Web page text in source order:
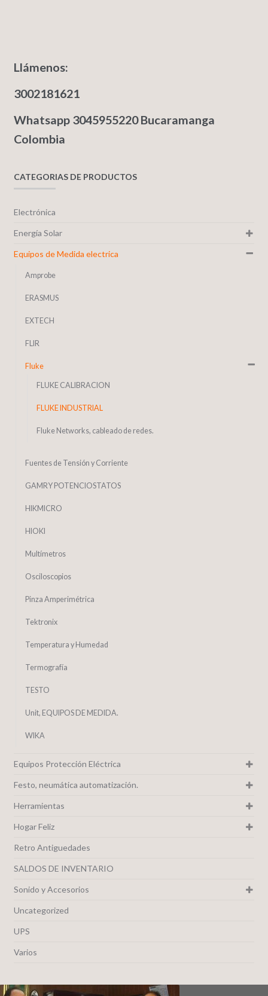
Llámenos:
3002181621
Whatsapp 3045955220 Bucaramanga
Colombia
CATEGORIAS DE PRODUCTOS
Electrónica
Energía Solar
Equipos de Medida electrica
Amprobe
ERASMUS
EXTECH
FLIR
Fluke
FLUKE CALIBRACION
FLUKE INDUSTRIAL
Fluke Networks, cableado de redes.
Fuentes de Tensión y Corriente
GAMRY POTENCIOSTATOS
HIKMICRO
HIOKI
Multímetros
Osciloscopios
Pinza Amperimétrica
Tektronix
Temperatura y Humedad
Termografía
TESTO
Unit, EQUIPOS DE MEDIDA.
WIKA
Equipos Protección Eléctrica
Festo, neumática automatización.
Herramientas
Hogar Feliz
Retro Antiguedades
SALDOS DE INVENTARIO
Sonido y Accesorios
Uncategorized
UPS
Varios